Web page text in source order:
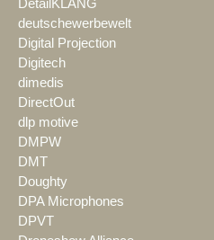
DetailKLANG
deutschewerbewelt
Digital Projection
Digitech
dimedis
DirectOut
dlp motive
DMPW
DMT
Doughty
DPA Microphones
DPVT